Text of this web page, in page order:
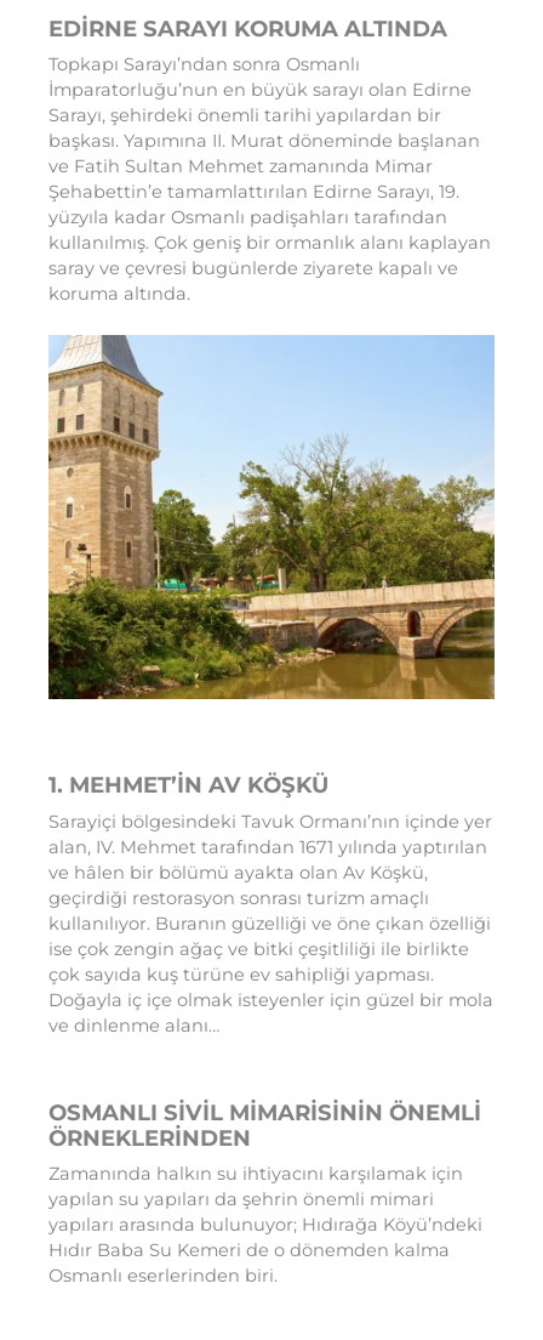
EDİRNE SARAYI KORUMA ALTINDA
Topkapı Sarayı’ndan sonra Osmanlı
İmparatorluğu’nun en büyük sarayı olan Edirne
Sarayı, şehirdeki önemli tarihi yapılardan bir
başkası. Yapımına II. Murat döneminde başlanan
ve Fatih Sultan Mehmet zamanında Mimar
Şehabettin’e tamamlattırılan Edirne Sarayı, 19.
yüzyıla kadar Osmanlı padişahları tarafından
kullanılmış. Çok geniş bir ormanlık alanı kaplayan
saray ve çevresi bugünlerde ziyarete kapalı ve
koruma altında.
1. MEHMET’İN AV KÖŞKÜ
Sarayiçi bölgesindeki Tavuk Ormanı’nın içinde yer
alan, IV. Mehmet tarafından 1671 yılında yaptırılan
ve hâlen bir bölümü ayakta olan Av Köşkü,
geçirdiği restorasyon sonrası turizm amaçlı
kullanılıyor. Buranın güzelliği ve öne çıkan özelliği
ise çok zengin ağaç ve bitki çeşitliliği ile birlikte
çok sayıda kuş türüne ev sahipliği yapması.
Doğayla iç içe olmak isteyenler için güzel bir mola
ve dinlenme alanı…
OSMANLI SİVİL MİMARİSİNİN ÖNEMLİ
ÖRNEKLERİNDEN
Zamanında halkın su ihtiyacını karşılamak için
yapılan su yapıları da şehrin önemli mimari
yapıları arasında bulunuyor; Hıdırağa Köyü’ndeki
Hıdır Baba Su Kemeri de o dönemden kalma
Osmanlı eserlerinden biri.